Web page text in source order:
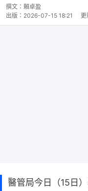
撰文： 賴卓盈
出版： 2026-07-15 18:21 更
醫管局今日（15日